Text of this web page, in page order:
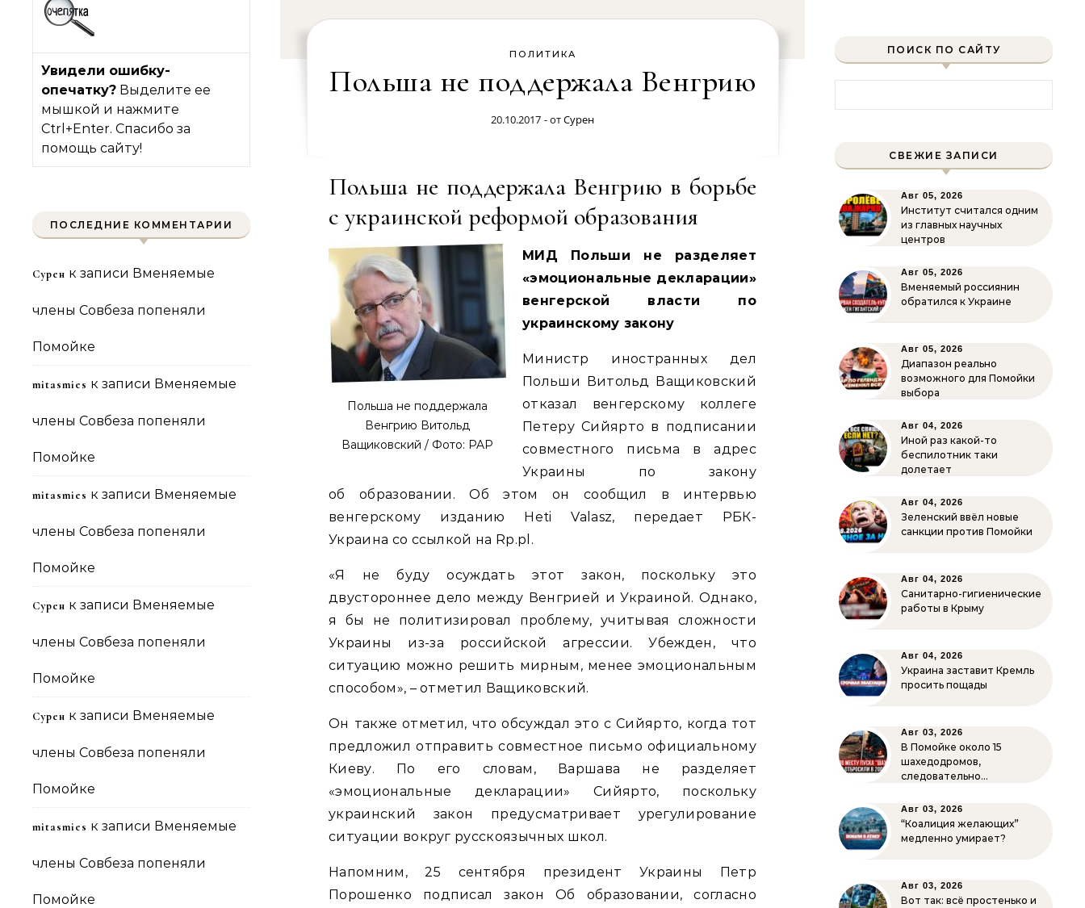
Увидели ошибку-
опечатку? Выделите ее
мышкой и нажмите
Ctrl+Enter. Спасибо за
помощь сайту!
ПОСЛЕДНИЕ КОММЕНТАРИИ
Сурен к записи Вменяемые
члены Совбеза попеняли
Помойке
mitasmies к записи Вменяемые
члены Совбеза попеняли
Помойке
mitasmies к записи Вменяемые
члены Совбеза попеняли
Помойке
Сурен к записи Вменяемые
члены Совбеза попеняли
Помойке
Сурен к записи Вменяемые
члены Совбеза попеняли
Помойке
mitasmies к записи Вменяемые
члены Совбеза попеняли
Помойке
ПОЛИТИКА
Польша не поддержала Венгрию
20.10.2017 - отСурен
Польша не поддержала Венгрию в борьбе
с украинской реформой образования
Польша не поддержала
Венгрию Витольд
Ващиковский / Фото: PAP
МИД Польши не разделяет
«эмоциональные декларации»
венгерской власти по
украинскому закону
Министр иностранных дел
Польши Витольд Ващиковский
отказал венгерскому коллеге
Петеру Сийярто в подписании
совместного письма в адрес
Украины по закону
об образовании. Об этом он сообщил в интервью
венгерскому изданию Heti Valasz, передает РБК-
Украина со ссылкой на Rp.pl.
«Я не буду осуждать этот закон, поскольку это
двустороннее дело между Венгрией и Украиной. Однако,
я бы не политизировал проблему, учитывая сложности
Украины из-за российской агрессии. Убежден, что
ситуацию можно решить мирным, менее эмоциональным
способом», – отметил Ващиковский.
Он также отметил, что обсуждал это с Сийярто, когда тот
предложил отправить совместное письмо официальному
Киеву. По его словам, Варшава не разделяет
«эмоциональные декларации» Сийярто, поскольку
украинский закон предусматривает урегулирование
ситуации вокруг русскоязычных школ.
Напомним, 25 сентября президент Украины Петр
Порошенко подписал закон Об образовании, согласно
ПОИСК ПО САЙТУ
СВЕЖИЕ ЗАПИСИ
Авг 05, 2026
Институт считался одним
из главных научных
центров
Авг 05, 2026
Вменяемый россиянин
обратился к Украине
Авг 05, 2026
Диапазон реально
возможного для Помойки
выбора
Авг 04, 2026
Иной раз какой-то
беспилотник таки
долетает
Авг 04, 2026
Зеленский ввёл новые
санкции против Помойки
Авг 04, 2026
Санитарно-гигиенические
работы в Крыму
Авг 04, 2026
Украина заставит Кремль
просить пощады
Авг 03, 2026
В Помойке около 15
шахедодромов,
следовательно…
Авг 03, 2026
“Коалиция желающих”
медленно умирает?
Авг 03, 2026
Вот так: всё простенько и